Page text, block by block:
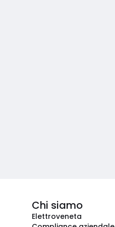
Chi siamo
Elettroveneta